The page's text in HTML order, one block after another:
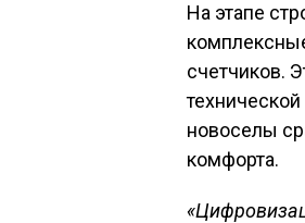
На этапе
счетчиков.
новоселы
комфорта.